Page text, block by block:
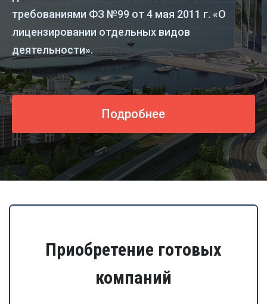
требованиями ФЗ №99 от 4 мая 2011 г. «О
лицензировании отдельных видов
деятельности».
Подробнее
Приобретение готовых
компаний